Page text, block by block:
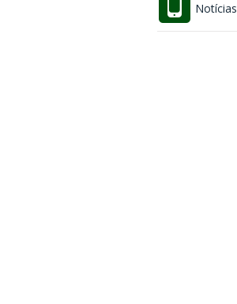
Notícias